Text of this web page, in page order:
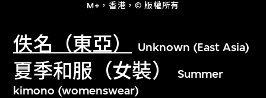
M+，香港，© 版權所有
佚名（東亞） Unknown (East Asia)
夏季和服（女裝）
Summer
kimono (womenswear)